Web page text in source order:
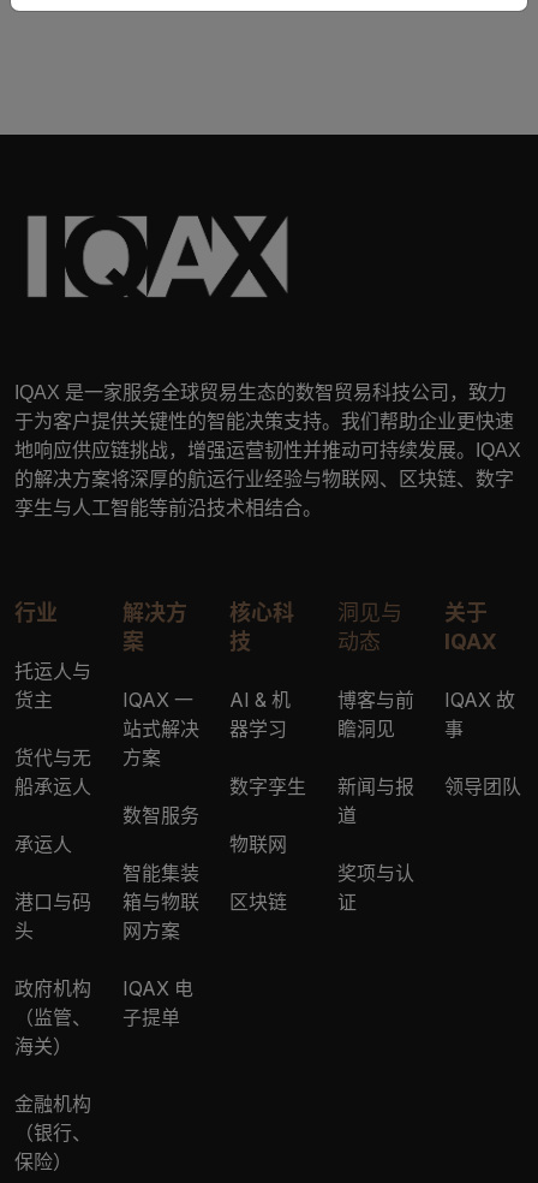
IQAX 是一家服务全球贸易生态的数智贸易科技公司，致力
于为客户提供关键性的智能决策支持。我们帮助企业更快速
地响应供应链挑战，增强运营韧性并推动可持续发展。
IQAX
的解决方案将深厚的航运行业经验与物联网、区块链、数字
孪生与人工智能等前沿技术相结合。
行业
托运人与
货主
货代与无
船承运人
承运人
港口与码
头
政府机构
（监管、
海关）
金融机构
（银行、
保险）
解决方
案
IQAX 一
站式解决
方案
数智服务
智能集装
箱与物联
网方案
IQAX 电
子提单
核心科
技
AI & 机
器学习
数字孪生
物联网
区块链
洞见与
动态
博客与前
瞻洞见
新闻与报
道
奖项与认
证
关于
IQAX
IQAX 故
事
领导团队